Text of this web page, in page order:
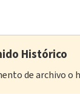
Histórico
de archivo